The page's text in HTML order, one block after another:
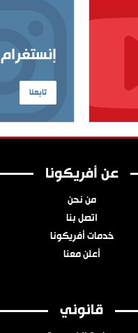
إنستغرام
تابعنا
عن أفريكونا
من نحن
اتصل بنا
خدمات أفريكونا
أعلن معنا
قانوني